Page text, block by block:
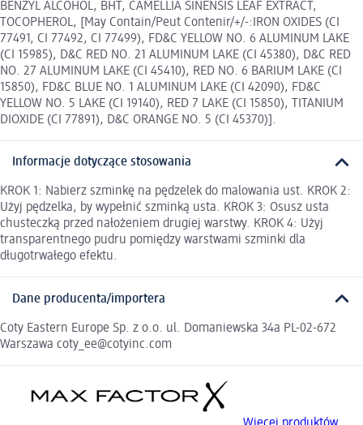
BENZYL ALCOHOL, BHT, CAMELLIA SINENSIS LEAF EXTRACT,
TOCOPHEROL, [May Contain/Peut Contenir/+/-:IRON OXIDES (CI
77491, CI 77492, CI 77499), FD&C YELLOW NO. 6 ALUMINUM LAKE
(CI 15985), D&C RED NO. 21 ALUMINUM LAKE (CI 45380), D&C RED
NO. 27 ALUMINUM LAKE (CI 45410), RED NO. 6 BARIUM LAKE (CI
15850), FD&C BLUE NO. 1 ALUMINUM LAKE (CI 42090), FD&C
YELLOW NO. 5 LAKE (CI 19140), RED 7 LAKE (CI 15850), TITANIUM
DIOXIDE (CI 77891), D&C ORANGE NO. 5 (CI 45370)].
Informacje dotyczące stosowania
KROK 1: Nabierz szminkę na pędzelek do malowania ust. KROK 2:
Użyj pędzelka, by wypełnić szminką usta. KROK 3: Osusz usta
chusteczką przed nałożeniem drugiej warstwy. KROK 4: Użyj
transparentnego pudru pomiędzy warstwami szminki dla
długotrwałego efektu.
Dane producenta/importera
Coty Eastern Europe Sp. z o.o. ul. Domaniewska 34a PL-02-672
Warszawa coty_ee@cotyinc.com